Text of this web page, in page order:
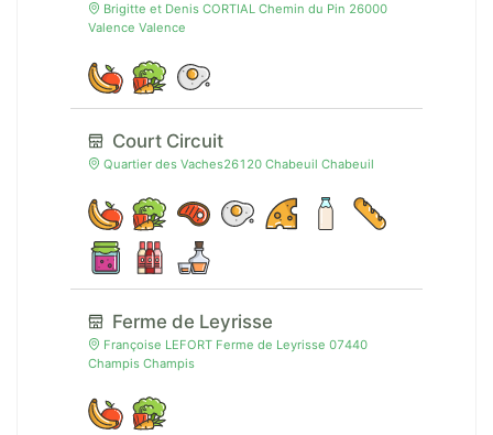
Brigitte et Denis CORTIAL Chemin du Pin 26000
Valence Valence
Court Circuit
Quartier des Vaches26120 Chabeuil Chabeuil
Ferme de Leyrisse
Françoise LEFORT Ferme de Leyrisse 07440
Champis Champis